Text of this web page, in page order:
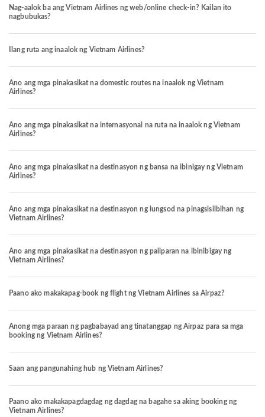
Nag-aalok ba ang Vietnam Airlines ng web/online check-in? Kailan ito
nagbubukas?
Ilang ruta ang inaalok ng Vietnam Airlines?
Ano ang mga pinakasikat na domestic routes na inaalok ng Vietnam
Airlines?
Ano ang mga pinakasikat na internasyonal na ruta na inaalok ng Vietnam
Airlines?
Ano ang mga pinakasikat na destinasyon ng bansa na ibinigay ng Vietnam
Airlines?
Ano ang mga pinakasikat na destinasyon ng lungsod na pinagsisilbihan ng
Vietnam Airlines?
Ano ang mga pinakasikat na destinasyon ng paliparan na ibinibigay ng
Vietnam Airlines?
Paano ako makakapag-book ng flight ng Vietnam Airlines sa Airpaz?
Anong mga paraan ng pagbabayad ang tinatanggap ng Airpaz para sa mga
booking ng Vietnam Airlines?
Saan ang pangunahing hub ng Vietnam Airlines?
Paano ako makakapagdagdag ng dagdag na bagahe sa aking booking ng
Vietnam Airlines?